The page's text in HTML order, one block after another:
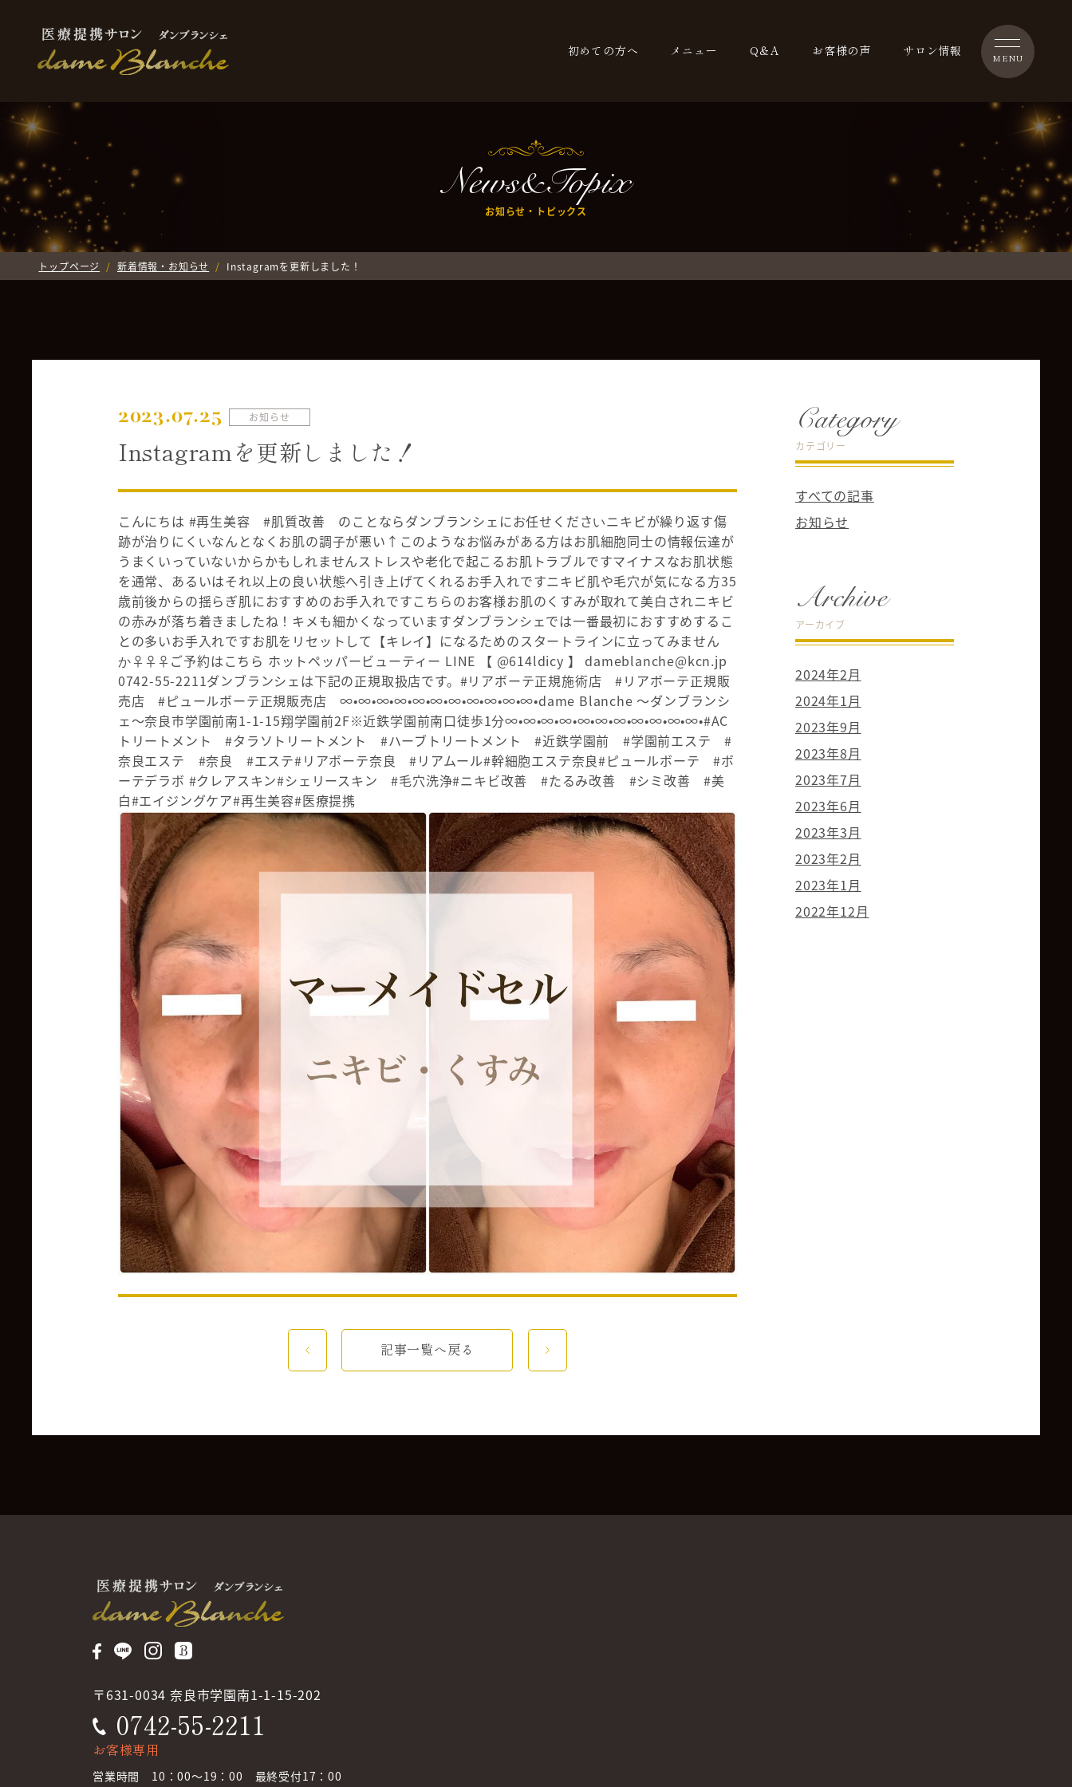
初めての方へ メニュー Q＆A お客様の声 サロン情報
News&Topix
お知らせ・トピックス
トップページ 新着情報・お知らせ Instagramを更新しました！
2023.07.25 お知らせ
Instagramを更新しました！
こんにちは #再生美容 #肌質改善 のことならダンブランシェにお任せください️ニキビが繰り返す️傷
跡が治りにくい️なんとなくお肌の調子が悪い↑このようなお悩みがある方はお肌細胞同士の情報伝達が
うまくいっていないからかもしれませんストレスや老化で起こるお肌トラブルですマイナスなお肌状態
を通常、あるいはそれ以上の良い状態へ️️️引き上げてくれるお手入れですニキビ肌や毛穴が気になる方35
歳前後からの揺らぎ肌におすすめのお手入れですこちらのお客様お肌のくすみが取れて美白されニキビ
の赤みが落ち着きましたね！キメも細かくなっていますダンブランシェでは一番最初におすすめするこ
との多いお手入れですお肌をリセットして【キレイ】になるためのスタートラインに立ってみません
か‍♀️‍♀️‍♀️ご予約はこちら️️️️️ ホットペッパービューティー LINE 【 @614ldicy 】 dameblanche@kcn.jp
0742-55-2211ダンブランシェは下記の正規取扱店です。#リアボーテ正規施術店 #リアボーテ正規販
売店 #ピュールボーテ正規販売店 ∞•∞•∞•∞•∞•∞•∞•∞•∞•∞•∞•dame Blanche 〜ダンブランシ
ェ〜奈良市学園前南1-1-15翔学園前2F※近鉄学園前南口徒歩1分∞•∞•∞•∞•∞•∞•∞•∞•∞•∞•∞•#AC
トリートメント #タラソトリートメント #ハーブトリートメント #近鉄学園前 #学園前エステ #
奈良エステ #奈良 #エステ#リアボーテ奈良 #リアムール#幹細胞エステ奈良#ピュールボーテ #ボ
ーテデラボ #クレアスキン#シェリースキン #毛穴洗浄#ニキビ改善 #たるみ改善 #シミ改善 #美
白#エイジングケア#再生美容#医療提携
記事一覧へ戻る
Category
カテゴリー
すべての記事
お知らせ
Archive
アーカイブ
2024年2月
2024年1月
2023年9月
2023年8月
2023年7月
2023年6月
2023年3月
2023年2月
2023年1月
2022年12月
〒631-0034 奈良市学園南1-1-15-202
0742-55-2211
お客様専用
営業時間 10：00～19：00 最終受付17：00